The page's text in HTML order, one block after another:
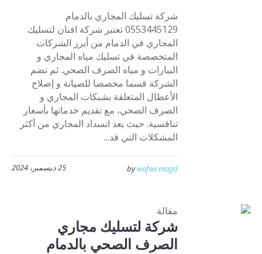
شركة تسليك المجاري بالدمام
0553445129 تعتبر شركة افنان لتسليك
المجاري في الدمام من أبرز الشركات
المتخصصة في تسليك مياه المجاري و
البيارات و مياه الصرف الصحي. ثم تضم
الشركة قسما مخصصا للصيانة و إصلاح
الأعطال المتعلقة بشبكات المجاري و
الصرف الصحي، مع تقديم خدماتها بأسعار
تنافسية. حيث يعد انسداد المجاري من أكثر
المشكلات التي قد...
25 ديسمبر، 2024 bywafaa magd
مقالة
شركة لتسليك مجاري
الصرف الصحي بالدمام